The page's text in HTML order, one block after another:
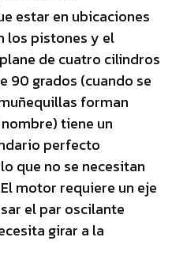
estar en ubicaciones
los pistones y el
de cuatro cilindros
90 grados (cuando se
forman
tiene un
perfecto
que no se necesitan
motor requiere un eje
el par oscilante
girar a la